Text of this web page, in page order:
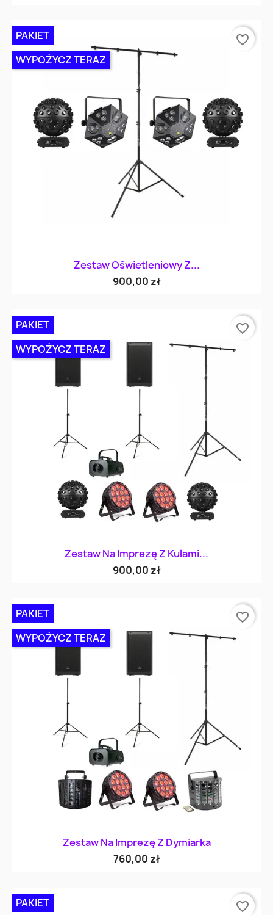
Zestaw Oświetleniowy Z...
900,00 zł
PAKIET
WYPOŻYCZ TERAZ
favorite_border
Zestaw Na Imprezę Z Kulami...
900,00 zł
PAKIET
WYPOŻYCZ TERAZ
favorite_border
Zestaw Na Imprezę Z Dymiarka
760,00 zł
PAKIET
WYPOŻYCZ TERAZ
favorite_border
PAKIET favorite_border